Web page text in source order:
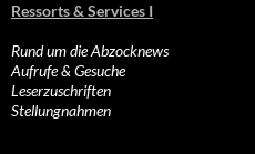
Ressorts & Services I
Rund um die Abzocknews
Aufrufe & Gesuche
Leserzuschriften
Stellungnahmen